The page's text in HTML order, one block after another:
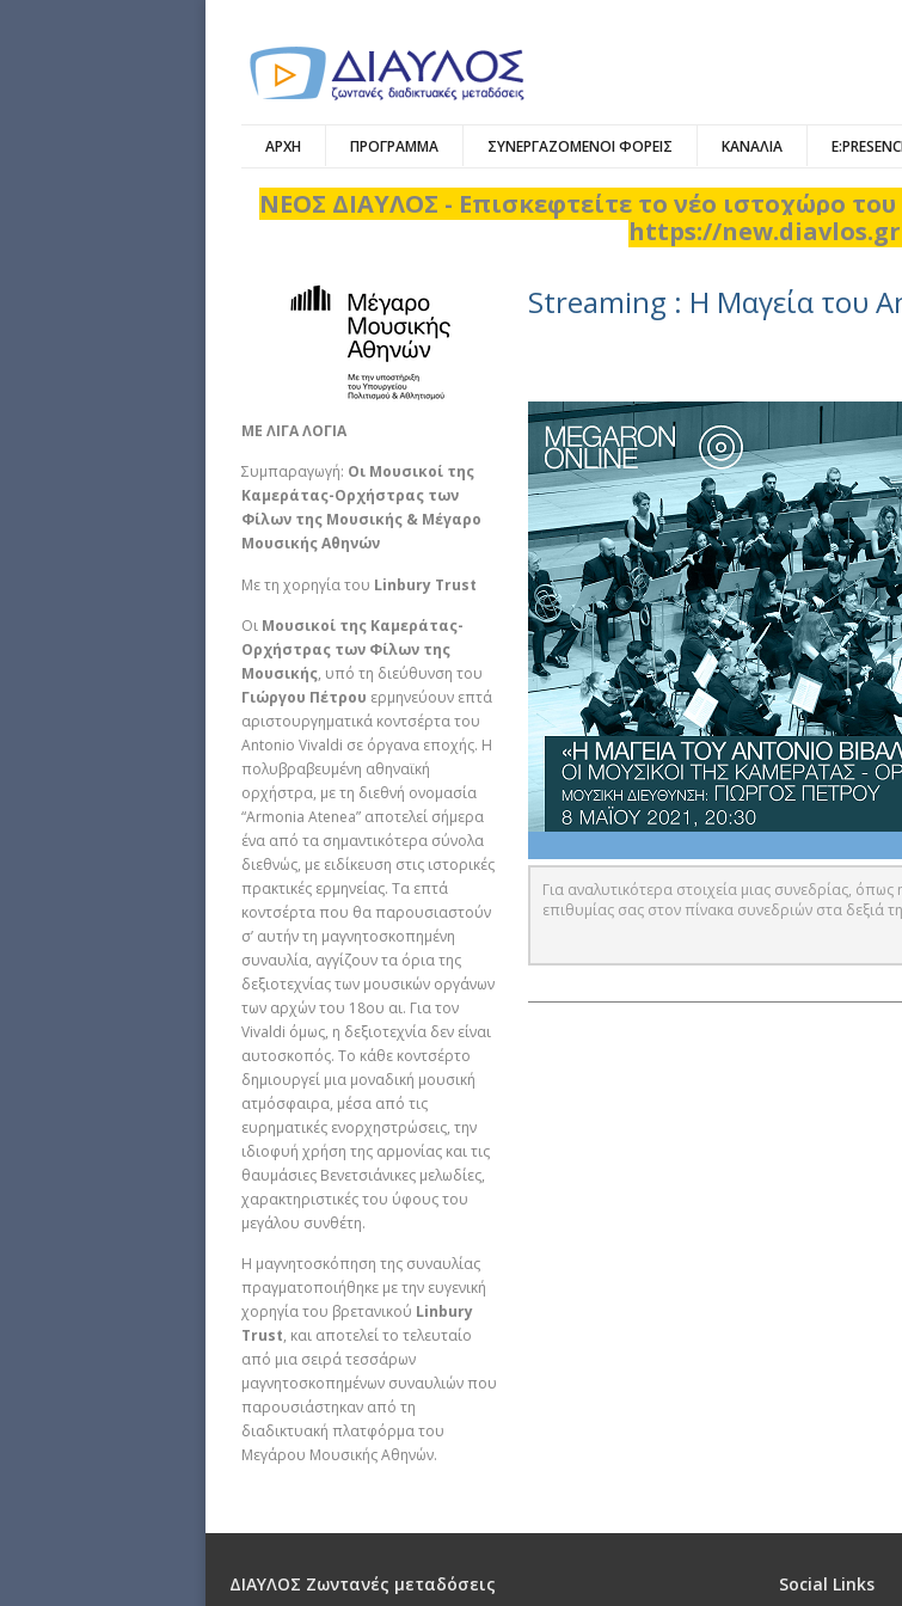
ΑΡΧΗ ΠΡΟΓΡΑΜΜΑ ΣΥΝΕΡΓΑΖΟΜΕΝΟΙ ΦΟΡΕΙΣ ΚΑΝΑΛΙΑ
ΝΕΟΣ ΔΙΑΥΛΟΣ - Επισκεφτείτε το νέο ιστοχώρο
https://
Streaming : Η Μαγεία του
ΜΕ ΛΙΓΑ ΛΟΓΙΑ
Συμπαραγωγή: Οι Μουσικοί της
Καμεράτας-Ορχήστρας των
Φίλων της Μουσικής & Μέγαρο
Μουσικής Αθηνών
Με τη χορηγία του Linbury Τrust
Οι Μουσικοί της Καμεράτας-
Ορχήστρας των Φίλων της
Μουσικής, υπό τη διεύθυνση του
Γιώργου Πέτρου ερμηνεύουν επτά
αριστουργηματικά κοντσέρτα του
Antonio Vivaldi σε όργανα εποχής. H
πολυβραβευμένη αθηναϊκή
ορχήστρα, με τη διεθνή ονομασία
“Armonia Atenea” αποτελεί σήμερα
ένα από τα σημαντικότερα σύνολα
διεθνώς, με ειδίκευση στις ιστορικές
πρακτικές ερμηνείας. Τα επτά
κοντσέρτα που θα παρουσιαστούν
σ’ αυτήν τη μαγνητοσκοπημένη
συναυλία, αγγίζουν τα όρια της
δεξιοτεχνίας των μουσικών οργάνων
των αρχών του 18ου αι. Για τον
Vivaldi όμως, η δεξιοτεχνία δεν είναι
αυτοσκοπός. Το κάθε κοντσέρτο
δημιουργεί μια μοναδική μουσική
ατμόσφαιρα, μέσα από τις
ευρηματικές ενορχηστρώσεις, την
ιδιοφυή χρήση της αρμονίας και τις
θαυμάσιες Βενετσιάνικες μελωδίες,
χαρακτηριστικές του ύφους του
μεγάλου συνθέτη.
Η μαγνητοσκόπηση της συναυλίας
πραγματοποιήθηκε με την ευγενική
χορηγία του βρετανικού Linbury
Trust, και αποτελεί το τελευταίο
από μια σειρά τεσσάρων
μαγνητοσκοπημένων συναυλιών που
παρουσιάστηκαν από τη
διαδικτυακή πλατφόρμα του
Μεγάρου Μουσικής Αθηνών.
Για αναλυτικότερα στοιχεία μιας συνεδρίας, όπως
επιθυμίας σας στον πίνακα συνεδριών στα δεξιά
ΔΙΑΥΛΟΣ Ζωντανές μεταδόσεις Social Links